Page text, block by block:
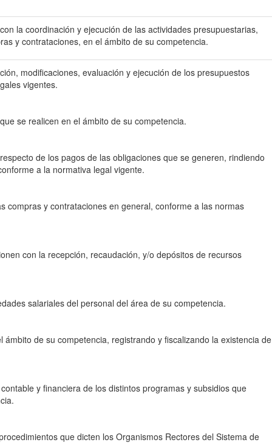
la coordinación y ejecución de las actividades presupuestarias,
y contrataciones, en el ámbito de su competencia.
modificaciones, evaluación y ejecución de los presupuestos
vigentes.
se realicen en el ámbito de su competencia.
de los pagos de las obligaciones que se generen, rindiendo
a la normativa legal vigente.
compras y contrataciones en general, conforme a las normas
con la recepción, recaudación, y/o depósitos de recursos
salariales del personal del área de su competencia.
ámbito de su competencia, registrando y fiscalizando la existencia de
y financiera de los distintos programas y subsidios que
que dicten los Organismos Rectores del Sistema de